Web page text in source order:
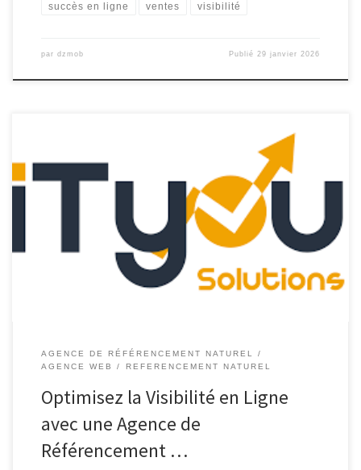
succès en ligne ventes visibilité
par dzmob Publié29 janvier 2026
Agence de Référencement Web : Optimisez la Visibilité en Ligne
de Votre Entreprise Lorsqu’il s’agit de réussir sur internet, la
visibilité est essentielle. Une agence de référencement web peut
jouer un rôle crucial dans l’amélioration du positionnement de
votre entreprise sur les moteurs de recherche. En effet, le
référencement web […]
AGENCE DE RÉFÉRENCEMENT NATUREL
AGENCE WEB
REFERENCEMENT NATUREL
Optimisez la Visibilité en Ligne
avec une Agence de
Référencement …